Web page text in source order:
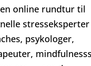
online rundtur til
stresseksperter
psykologer,